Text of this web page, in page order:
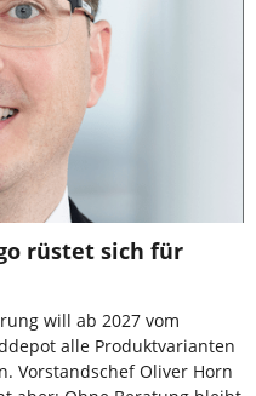
rüstet sich für
will ab 2027 vom
alle Produktvarianten
Vorstandschef Oliver Horn